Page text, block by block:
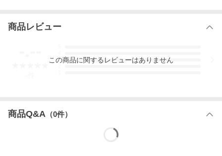
商品レビュー
3
この商品に関するレビューはありません
商品Q&A （0件）